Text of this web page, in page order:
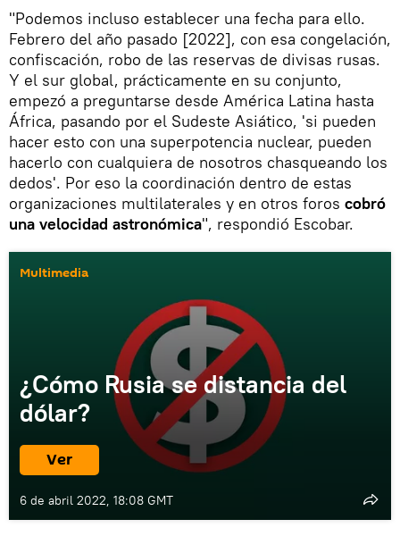
"Podemos incluso establecer una fecha para ello.
Febrero del año pasado [2022], con esa congelación,
confiscación, robo de las reservas de divisas rusas.
Y el sur global, prácticamente en su conjunto,
empezó a preguntarse desde América Latina hasta
África, pasando por el Sudeste Asiático, 'si pueden
hacer esto con una superpotencia nuclear, pueden
hacerlo con cualquiera de nosotros chasqueando los
dedos'. Por eso la coordinación dentro de estas
organizaciones multilaterales y en otros foros cobró
una velocidad astronómica", respondió Escobar.
Multimedia
¿Cómo Rusia se distancia del
dólar?
Ver
6 de abril 2022, 18:08 GMT